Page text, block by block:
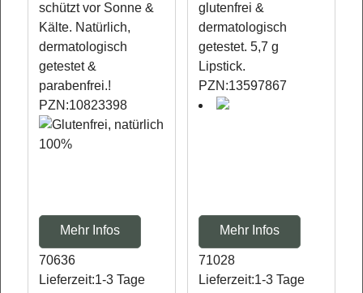
schützt vor Sonne &
Kälte. Natürlich,
dermatologisch
getestet &
parabenfrei.!
PZN:10823398
Mehr Infos
70636
Lieferzeit:1-3 Tage
glutenfrei &
dermatologisch
getestet. 5,7 g
Lipstick.
PZN:13597867
Mehr Infos
71028
Lieferzeit:1-3 Tage